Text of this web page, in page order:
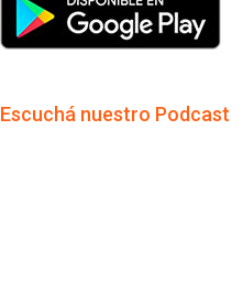
Escuchá nuestro Podcast